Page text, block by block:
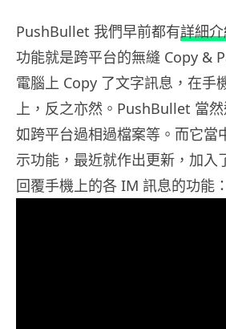
PushBullet 我們早前都有詳細
功能就是跨平台的無縫 Copy &
電腦上 Copy 了文字訊息，在手
上，反之亦然。PushBullet 當
如跨平台過相過檔案等。而它當
示功能，最近就作出更新，加入
回覆手機上的各 IM 訊息的功能：